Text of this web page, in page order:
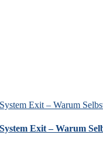
System Exit – Warum
System Exit – Warum